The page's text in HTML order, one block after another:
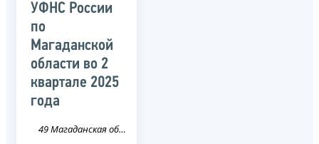
УФНС России
по
Магаданской
области во 2
квартале 2025
года
49 Магаданская область